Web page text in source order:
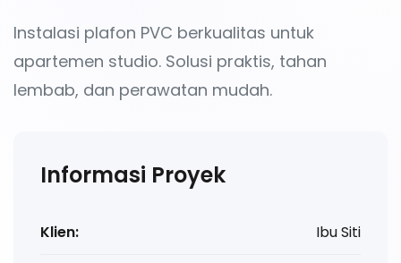
Instalasi plafon PVC berkualitas untuk
apartemen studio. Solusi praktis, tahan
lembab, dan perawatan mudah.
Informasi Proyek
Klien: Ibu Siti